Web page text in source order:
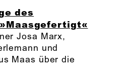
des
Josa Marx,
und
Maas über die